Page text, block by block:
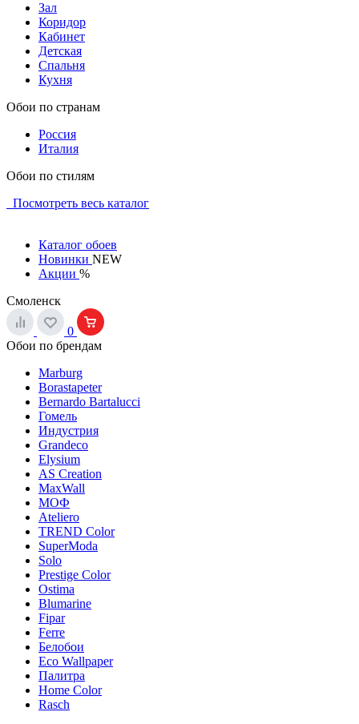
Зал
Коридор
Кабинет
Детская
Спальня
Кухня
Обои по странам
Россия
Италия
Обои по стилям
Посмотреть весь каталог
Каталог обоев
Новинки NEW
Акции %
Смоленск
0
Обои по брендам
Marburg
Borastapeter
Bernardo Bartalucci
Гомель
Индустрия
Grandeco
Elysium
AS Creation
MaxWall
МОФ
Ateliero
TREND Color
SuperModa
Solo
Prestige Color
Ostima
Blumarine
Fipar
Ferre
Белобои
Eco Wallpaper
Палитра
Home Color
Rasch